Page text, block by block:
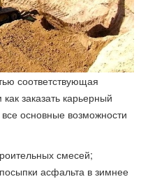
соответствующая
заказать карьерный
основные возможности
смесей;
асфальта в зимнее